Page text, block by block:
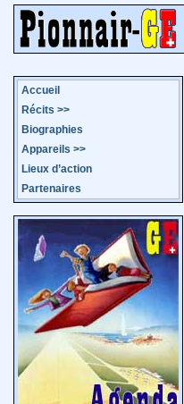
Accueil
Récits >>
Biographies
Appareils >>
Lieux d’action
Partenaires